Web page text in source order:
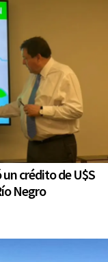
crédito de U$S
Negro